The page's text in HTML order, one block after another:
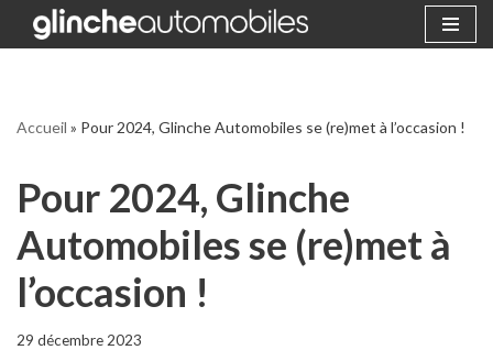
Accueil » Pour 2024, Glinche Automobiles se (re)met à l’occasion !
Pour 2024, Glinche
Automobiles se (re)met à
l’occasion !
29 décembre 2023